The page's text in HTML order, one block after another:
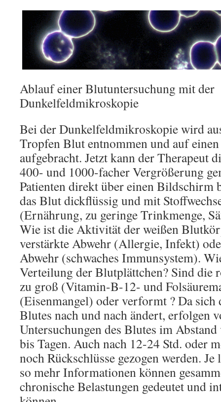
Ablauf einer Blutuntersuchung mit der
Dunkelfeldmikroskopie
Bei der Dunkelfeldmikroskopie wird
Tropfen Blut entnommen und auf
aufgebracht. Jetzt kann der Therapeut
400- und 1000-facher Vergrößerung
Patienten direkt über einen Bildschirm
das Blut dickflüssig und mit
(Ernährung, zu geringe Trinkmenge,
Wie ist die Aktivität der weißen
verstärkte Abwehr (Allergie, Infekt)
Abwehr (schwaches Immunsystem).
Verteilung der Blutplättchen? Sind die
zu groß (Vitamin-B-12- und
(Eisenmangel) oder verformt ? Da sich
Blutes nach und nach ändert, erfolgen
Untersuchungen des Blutes im
bis Tagen. Auch nach 12-24 Std. oder
noch Rückschlüsse gezogen werden.
so mehr Informationen können
chronische Belastungen gedeutet und